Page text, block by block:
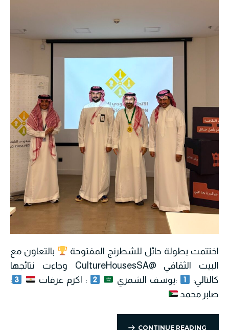
اختتمت بطولة حائل للشطرنج المفتوحة
بالتعاون مع
البيت الثقافي @CultureHousesSA وجاءت نتائجها
كالتالي:
:يوسف الشمري : اكرم عرفات
:
صابر محمد
CONTINUE READING